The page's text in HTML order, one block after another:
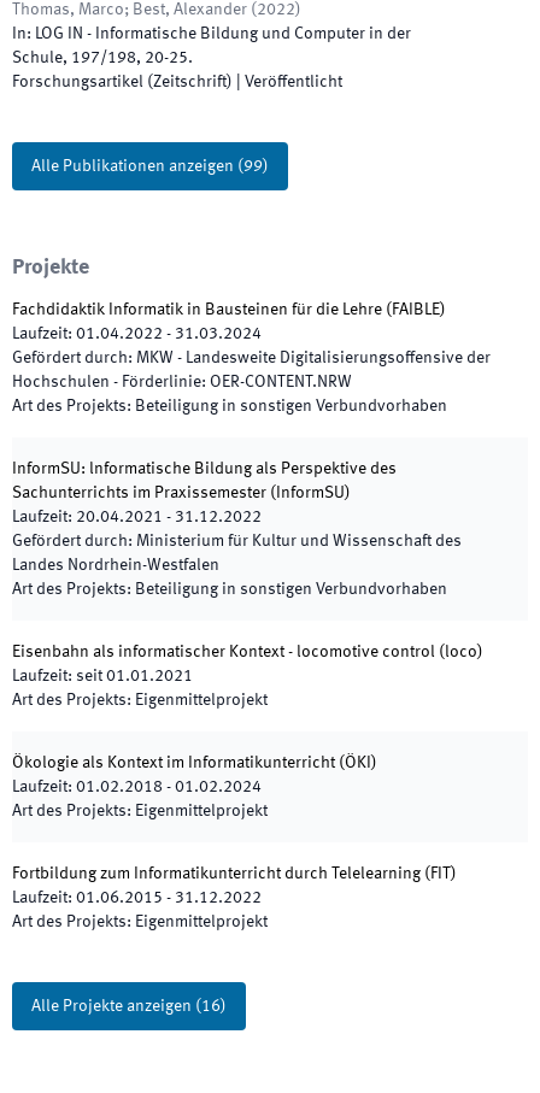
Thomas, Marco; Best, Alexander ( 2022)
In: LOG IN - Informatische Bildung und Computer in der
Schule, 197/198, 20-25.
Forschungsartikel (Zeitschrift)
Veröffentlicht
Alle Publikationen anzeigen (99)
Projekte
Fachdidaktik Informatik in Bausteinen für die Lehre ( FAIBLE)
Laufzeit: 01.04.2022 - 31.03.2024
Gefördert durch: MKW - Landesweite Digitalisierungsoffensive der
Hochschulen - Förderlinie: OER-CONTENT.NRW
Art des Projekts: Beteiligung in sonstigen Verbundvorhaben
InformSU: lnformatische Bildung als Perspektive des
Sachunterrichts im Praxissemester ( InformSU)
Laufzeit: 20.04.2021 - 31.12.2022
Gefördert durch: Ministerium für Kultur und Wissenschaft des
Landes Nordrhein-Westfalen
Art des Projekts: Beteiligung in sonstigen Verbundvorhaben
Eisenbahn als informatischer Kontext - locomotive control (loco)
Laufzeit: seit 01.01.2021
Art des Projekts: Eigenmittelprojekt
Ökologie als Kontext im Informatikunterricht (ÖKI )
Laufzeit: 01.02.2018 - 01.02.2024
Art des Projekts: Eigenmittelprojekt
Fortbildung zum Informatikunterricht durch Telelearning ( FIT )
Laufzeit: 01.06.2015 - 31.12.2022
Art des Projekts: Eigenmittelprojekt
Alle Projekte anzeigen (16)